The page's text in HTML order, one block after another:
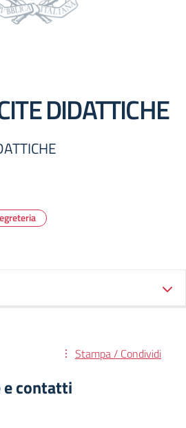
DIDATTICHE
Stampa / Condividi
e contatti